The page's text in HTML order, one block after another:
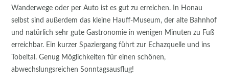
Wanderwege oder per Auto ist es gut zu erreichen. In Honau
selbst sind außerdem das kleine Hauff-Museum, der alte Bahnhof
und natürlich sehr gute Gastronomie in wenigen Minuten zu Fuß
erreichbar. Ein kurzer Spaziergang führt zur Echazquelle und ins
Tobeltal. Genug Möglichkeiten für einen schönen,
abwechslungsreichen Sonntagsausflug!